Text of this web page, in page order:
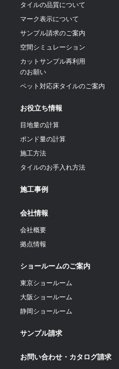
タイルの品質について
マーク表示について
サンプル請求のご案内
空間シミュレーション
カットサンプル再利用
のお願い
ペット対応床タイルのご案内
お役立ち情報
目地量の計算
ポンド量の計算
施工方法
タイルのお手入れ方法
施工事例
会社情報
会社概要
拠点情報
ショールームのご案内
東京ショールーム
大阪ショールーム
静岡ショールーム
サンプル請求
お問い合わせ・カタログ請求